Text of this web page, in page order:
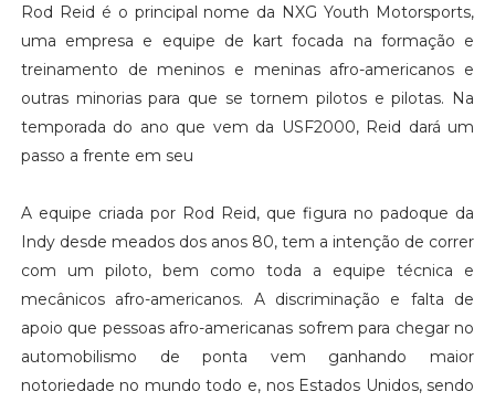
Rod Reid é o principal nome da NXG Youth Motorsports,
uma empresa e equipe de kart focada na formação e
treinamento de meninos e meninas afro-americanos e
outras minorias para que se tornem pilotos e pilotas. Na
temporada do ano que vem da USF2000, Reid dará um
passo a frente em seu
A equipe criada por Rod Reid, que figura no padoque da
Indy desde meados dos anos 80, tem a intenção de correr
com um piloto, bem como toda a equipe técnica e
mecânicos afro-americanos. A discriminação e falta de
apoio que pessoas afro-americanas sofrem para chegar no
automobilismo de ponta vem ganhando maior
notoriedade no mundo todo e, nos Estados Unidos, sendo